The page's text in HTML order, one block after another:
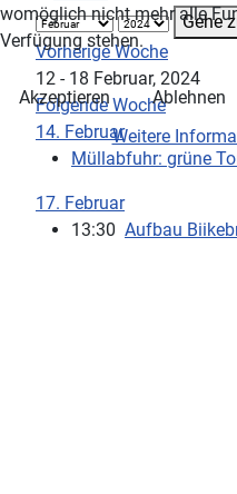
Gehe
Vorherige Woche
12 - 18 Februar, 2024
Folgende Woche
14. Februar
Müllabfuhr: grüne
17. Februar
13:30 Aufbau
womöglich nicht mehr alle
Verfügung stehen.
Akzeptieren
Ablehnen
Weitere